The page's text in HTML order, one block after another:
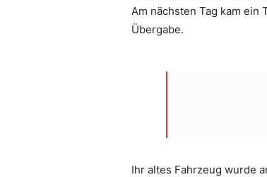
Am nächsten Tag kam ein
Übergabe.
Ihr altes Fahrzeug wurde